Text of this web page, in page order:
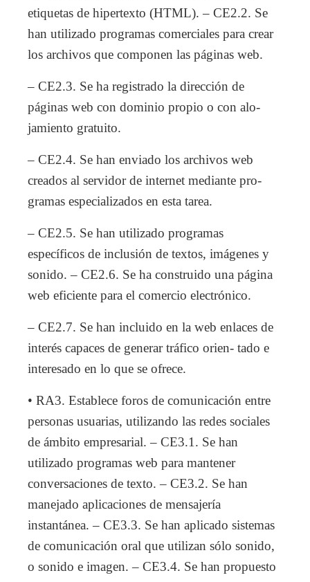
etiquetas de hipertexto (HTML). – CE2.2. Se
han utilizado programas comerciales para crear
los archivos que componen las páginas web.
– CE2.3. Se ha registrado la dirección de
páginas web con dominio propio o con alo-
jamiento gratuito.
– CE2.4. Se han enviado los archivos web
creados al servidor de internet mediante pro-
gramas especializados en esta tarea.
– CE2.5. Se han utilizado programas
específicos de inclusión de textos, imágenes y
sonido. – CE2.6. Se ha construido una página
web eficiente para el comercio electrónico.
– CE2.7. Se han incluido en la web enlaces de
interés capaces de generar tráfico orien- tado e
interesado en lo que se ofrece.
• RA3. Establece foros de comunicación entre
personas usuarias, utilizando las redes sociales
de ámbito empresarial. – CE3.1. Se han
utilizado programas web para mantener
conversaciones de texto. – CE3.2. Se han
manejado aplicaciones de mensajería
instantánea. – CE3.3. Se han aplicado sistemas
de comunicación oral que utilizan sólo sonido,
o sonido e imagen. – CE3.4. Se han propuesto